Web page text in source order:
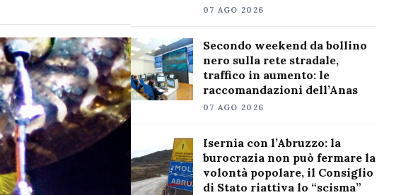
07 AGO 2026
Secondo weekend da bollino
nero sulla rete stradale,
traffico in aumento: le
raccomandazioni dell’Anas
07 AGO 2026
Isernia con l’Abruzzo: la
burocrazia non può fermare la
volontà popolare, il Consiglio
di Stato riattiva lo “scisma”